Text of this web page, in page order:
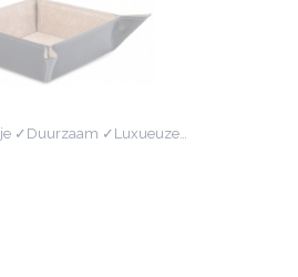
✓Duurzaam ✓Luxueuze…